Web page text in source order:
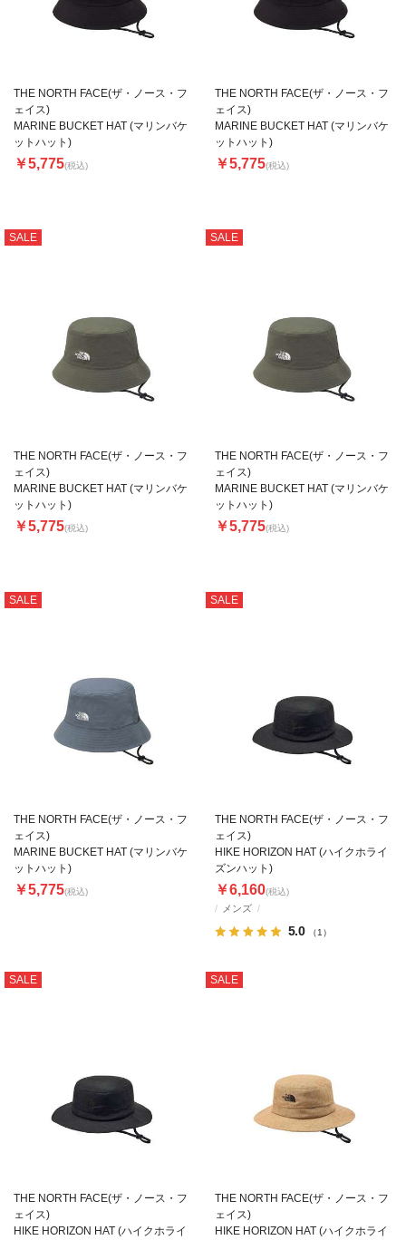
THE NORTH FACE(ザ・ノース・フ
ェイス)
MARINE BUCKET HAT (マリンバケ
ットハット)
￥5,775(税込)
THE NORTH FACE(ザ・ノース・フ
ェイス)
MARINE BUCKET HAT (マリンバケ
ットハット)
￥5,775(税込)
SALE
THE NORTH FACE(ザ・ノース・フ
ェイス)
MARINE BUCKET HAT (マリンバケ
ットハット)
￥5,775(税込)
SALE
THE NORTH FACE(ザ・ノース・フ
ェイス)
MARINE BUCKET HAT (マリンバケ
ットハット)
￥5,775(税込)
SALE
THE NORTH FACE(ザ・ノース・フ
ェイス)
MARINE BUCKET HAT (マリンバケ
ットハット)
￥5,775(税込)
SALE
メンズ
5.0 （1）
THE NORTH FACE(ザ・ノース・フ
ェイス)
HIKE HORIZON HAT (ハイクホライ
ズンハット)
￥6,160(税込)
SALE
THE NORTH FACE(ザ・ノース・フ
ェイス)
HIKE HORIZON HAT (ハイクホライ
SALE
THE NORTH FACE(ザ・ノース・フ
ェイス)
HIKE HORIZON HAT (ハイクホライ